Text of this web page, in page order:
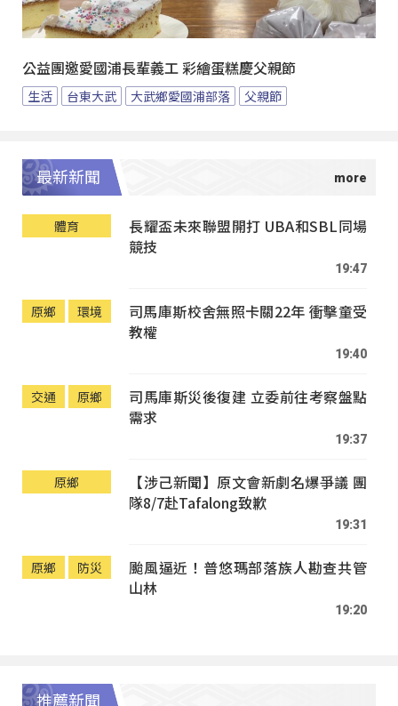
公益團邀愛國浦長輩義工 彩繪蛋糕慶父親節
生活 台東大武 大武鄉愛國浦部落 父親節
最新新聞
體育
長耀盃未來聯盟開打 UBA和SBL同場
競技
19:47
原鄉 環境
司馬庫斯校舍無照卡關22年 衝擊童受
教權
19:40
交通 原鄉
司馬庫斯災後復建 立委前往考察盤點
需求
19:37
原鄉
【涉己新聞】原文會新劇名爆爭議 團
隊8/7赴Tafalong致歉
19:31
原鄉 防災
颱風逼近！普悠瑪部落族人勘查共管
山林
19:20
推薦新聞